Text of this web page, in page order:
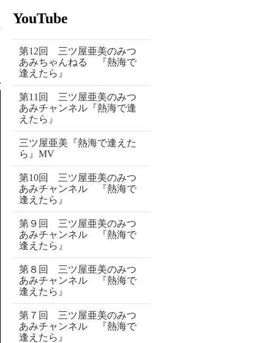
YouTube
第12回 三ツ屋亜美のみつ
あみちゃんねる 『熱海で
逢えたら』
第11回 三ツ屋亜美のみつ
あみチャンネル『熱海で逢
えたら』
三ツ屋亜美『熱海で逢えた
ら』MV
第10回 三ツ屋亜美のみつ
あみチャンネル 『熱海で
逢えたら』
第９回 三ツ屋亜美のみつ
あみチャンネル 『熱海で
逢えたら』
第８回 三ツ屋亜美のみつ
あみチャンネル 『熱海で
逢えたら』
第７回 三ツ屋亜美のみつ
あみチャンネル 『熱海で
逢えたら』